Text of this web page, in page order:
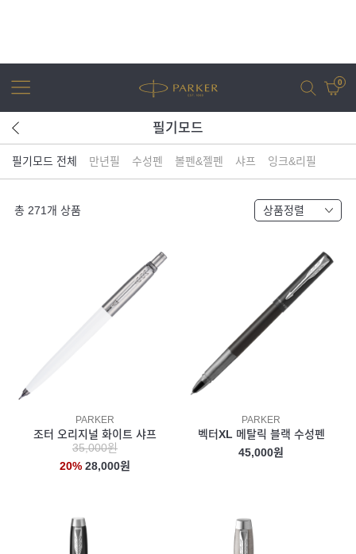
0
어번 아이엠 조터 XL 조터
필기모드
필기모드 전체 만년필 수성펜 볼펜&젤펜 샤프 잉크&리필
총 271 개 상품 상품정렬
PARKER
조터 오리지널 화이트 샤프
35,000원
20% 28,000원
PARKER
벡터XL 메탈릭 블랙 수성펜
45,000원